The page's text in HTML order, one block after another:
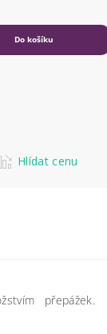
Hlídat cenu
přepážek.